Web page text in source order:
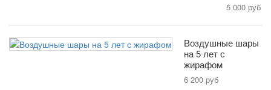
5 000 руб
Воздушные шары
на 5 лет с
жирафом
6 200 руб